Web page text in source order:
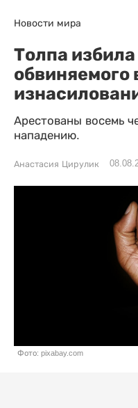
Новости мира
Толпа
обвиняемого
Арестованы восемь
нападению.
Анастасия Цирулик
Фото: pixabay.com